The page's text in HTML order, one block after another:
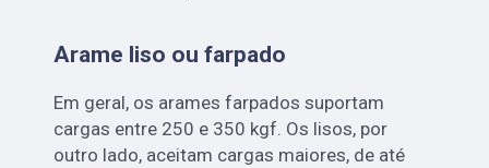
Arame liso ou farpado
Em geral, os arames farpados suportam
cargas entre 250 e 350 kgf. Os lisos, por
outro lado, aceitam cargas maiores, de até